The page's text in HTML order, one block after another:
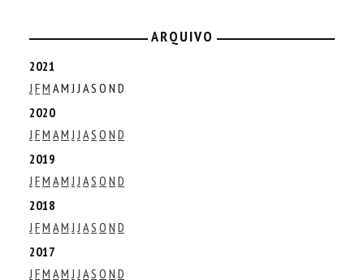
ARQUIVO
2021
J FM AM J J AS O N D
2020
J FM AM J J AS O N D
2019
J FM AM J J AS O N D
2018
J FM AM J J AS O N D
2017
J FM AM J J AS O N D